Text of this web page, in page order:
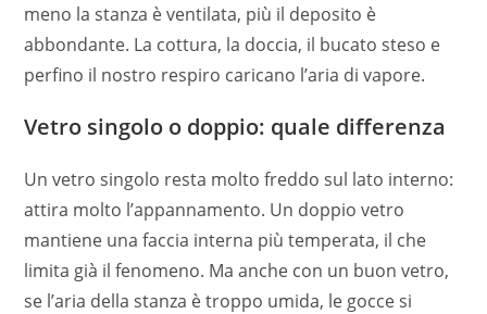
meno la stanza è ventilata, più il deposito è
abbondante. La cottura, la doccia, il bucato steso e
perfino il nostro respiro caricano l’aria di vapore.
Vetro singolo o doppio: quale differenza
Un vetro singolo resta molto freddo sul lato interno:
attira molto l’appannamento. Un doppio vetro
mantiene una faccia interna più temperata, il che
limita già il fenomeno. Ma anche con un buon vetro,
se l’aria della stanza è troppo umida, le gocce si